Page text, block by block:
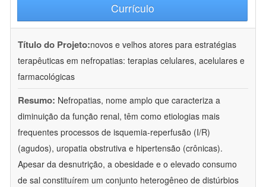
Currículo
Título do Projeto:novos e velhos atores para estratégias
terapêuticas em nefropatias: terapias celulares, acelulares e
farmacológicas
Resumo: Nefropatias, nome amplo que caracteriza a
diminuição da função renal, têm como etiologias mais
frequentes processos de isquemia-reperfusão (I/R)
(agudos), uropatia obstrutiva e hipertensão (crônicas).
Apesar da desnutrição, a obesidade e o elevado consumo
de sal constituírem um conjunto heterogêneo de distúrbios